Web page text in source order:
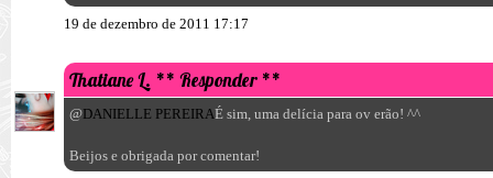
19 de dezembro de 2011 17:17
Thatiane L. ** Responder **
@DANIELLE PEREIRAÉ sim, uma delícia para ov erão! ^^
Beijos e obrigada por comentar!